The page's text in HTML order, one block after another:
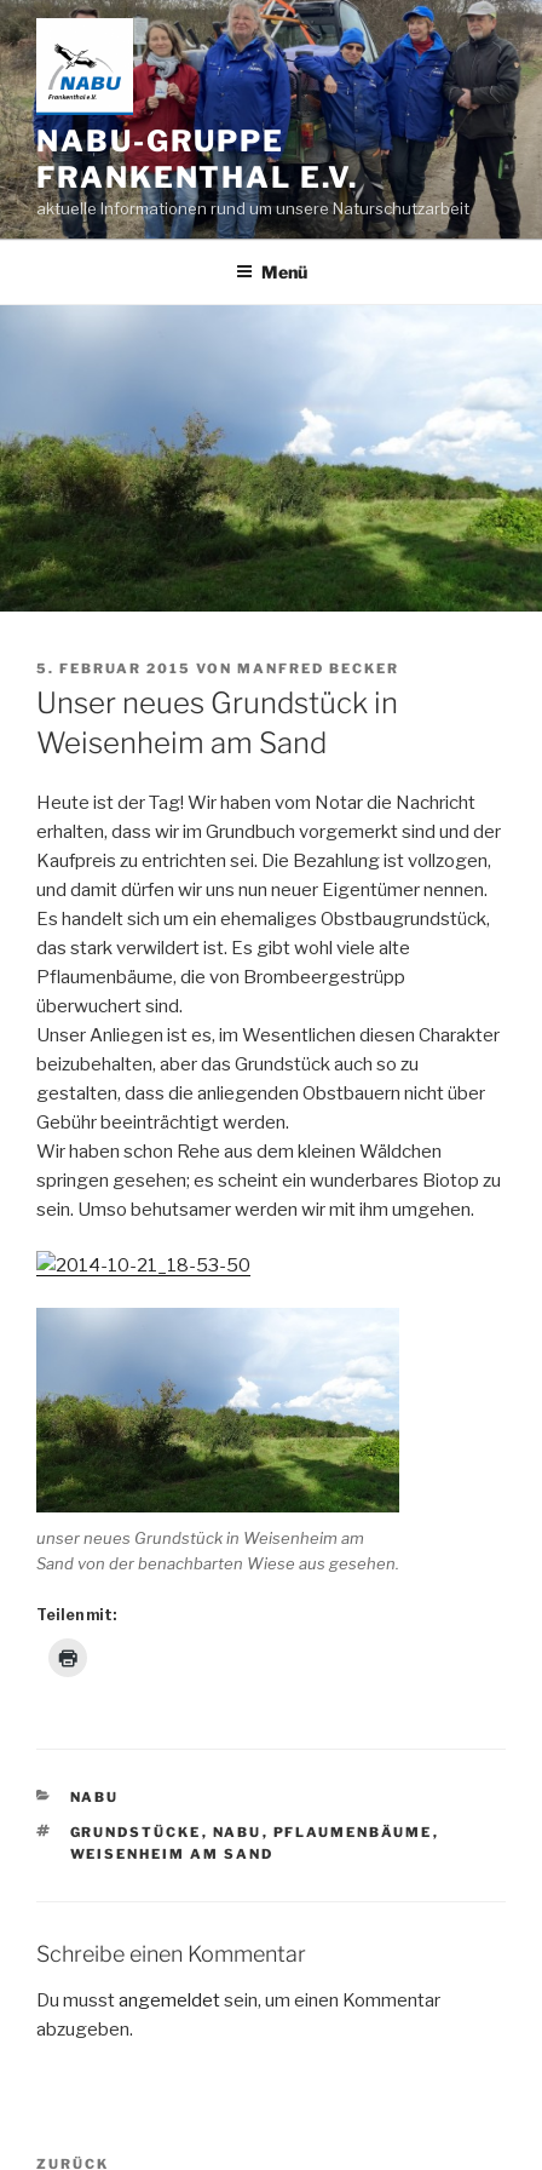
Zum
Inhalt
springen
NABU-GRUPPE
FRANKENTHAL E.V.
aktuelle Informationen rund um unsere Naturschutzarbeit
Menü
VERÖFFENTLICHT
AM
5. FEBRUAR 2015 VON MANFRED BECKER
Unser neues Grundstück in
Weisenheim am Sand
Heute ist der Tag! Wir haben vom Notar die Nachricht
erhalten, dass wir im Grundbuch vorgemerkt sind und der
Kaufpreis zu entrichten sei. Die Bezahlung ist vollzogen,
und damit dürfen wir uns nun neuer Eigentümer nennen.
Es handelt sich um ein ehemaliges Obstbaugrundstück,
das stark verwildert ist. Es gibt wohl viele alte
Pflaumenbäume, die von Brombeergestrüpp
überwuchert sind.
Unser Anliegen ist es, im Wesentlichen diesen Charakter
beizubehalten, aber das Grundstück auch so zu
gestalten, dass die anliegenden Obstbauern nicht über
Gebühr beeinträchtigt werden.
Wir haben schon Rehe aus dem kleinen Wäldchen
springen gesehen; es scheint ein wunderbares Biotop zu
sein. Umso behutsamer werden wir mit ihm umgehen.
unser neues Grundstück in Weisenheim am
Sand von der benachbarten Wiese aus gesehen.
Teilen mit:
KATEGORIEN
NABU
SCHLAGWÖRTER
GRUNDSTÜCKE , NABU , PFLAUMENBÄUME ,
WEISENHEIM AM SAND
Schreibe einen Kommentar
Du musstangemeldetsein, um einen Kommentar
abzugeben.
Beitragsnavigation
ZURÜCK